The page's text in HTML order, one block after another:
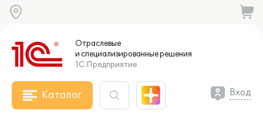
Отраслевые
и специализированныерешения
1С:Предприятие
Каталог Вход